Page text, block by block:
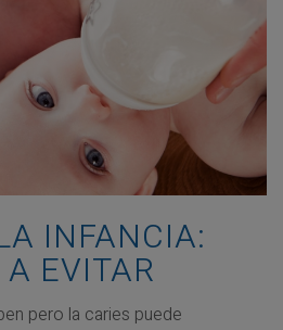
INFANCIA:
EVITAR
pero la caries puede